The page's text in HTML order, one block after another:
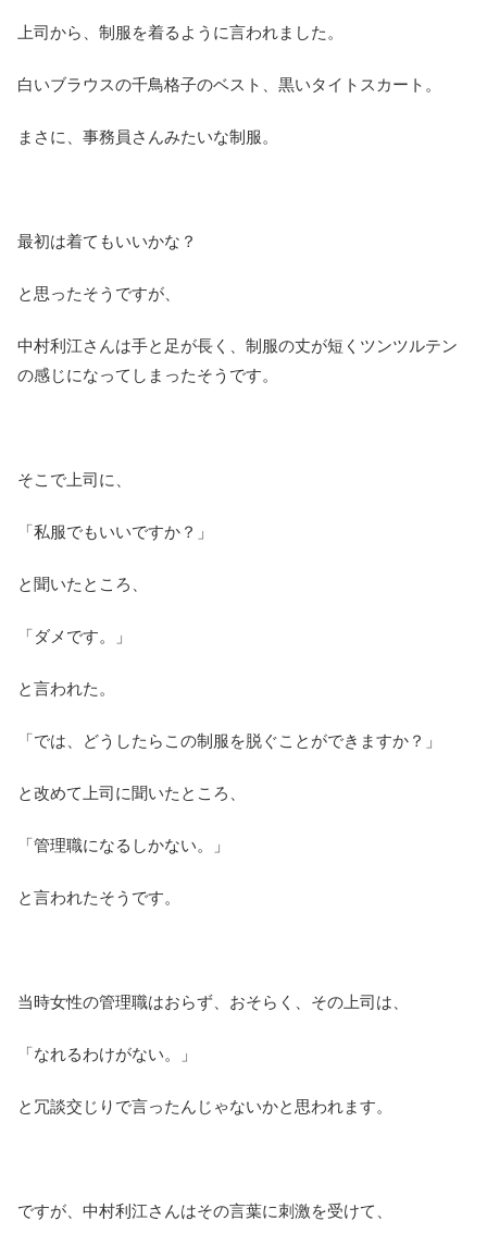
上司から、制服を着るように言われました。
白いブラウスの千鳥格子のベスト、黒いタイトスカート。
まさに、事務員さんみたいな制服。
最初は着てもいいかな？
と思ったそうですが、
中村利江さんは手と足が長く、制服の丈が短くツンツルテン
の感じになってしまったそうです。
そこで上司に、
「私服でもいいですか？」
と聞いたところ、
「ダメです。」
と言われた。
「では、どうしたらこの制服を脱ぐことができますか？」
と改めて上司に聞いたところ、
「管理職になるしかない。」
と言われたそうです。
当時女性の管理職はおらず、おそらく、その上司は、
「なれるわけがない。」
と冗談交じりで言ったんじゃないかと思われます。
ですが、中村利江さんはその言葉に刺激を受けて、